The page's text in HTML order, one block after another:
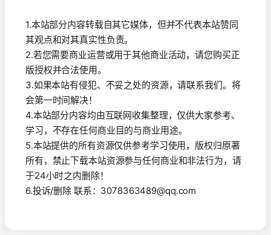
1.本站部分内容转载自其它媒体，但并不代表本站赞同
其观点和对其真实性负责。
2.若您需要商业运营或用于其他商业活动，请您购买正
版授权并合法使用。
3.如果本站有侵犯、不妥之处的资源，请联系我们。将
会第一时间解决！
4.本站部分内容均由互联网收集整理，仅供大家参考、
学习，不存在任何商业目的与商业用途。
5.本站提供的所有资源仅供参考学习使用，版权归原著
所有，禁止下载本站资源参与任何商业和非法行为，请
于24小时之内删除！
6.投诉/删除 联系：3078363489@qq.com